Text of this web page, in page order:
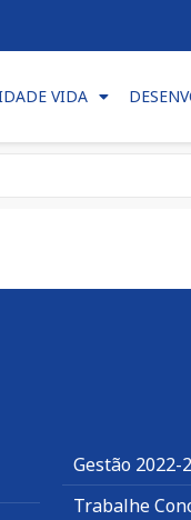
VIDA
Gestão 2022-
Trabalhe